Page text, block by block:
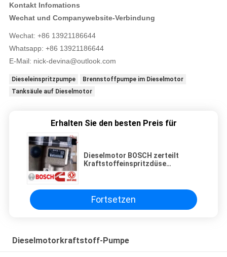
Kontakt Infomations
Wechat und Companywebsite-Verbindung
Wechat: +86 13921186644
Whatsapp: +86 13921186644
E-Mail: nick-devina@outlook.com
Dieseleinspritzpumpe
Brennstoffpumpe im Dieselmotor
Tanksäule auf Dieselmotor
Erhalten Sie den besten Preis für
Dieselmotor BOSCH zerteilt
Kraftstoffeinspritzdüse
Fortsetzen
Dieselmotorkraftstoff-Pumpe